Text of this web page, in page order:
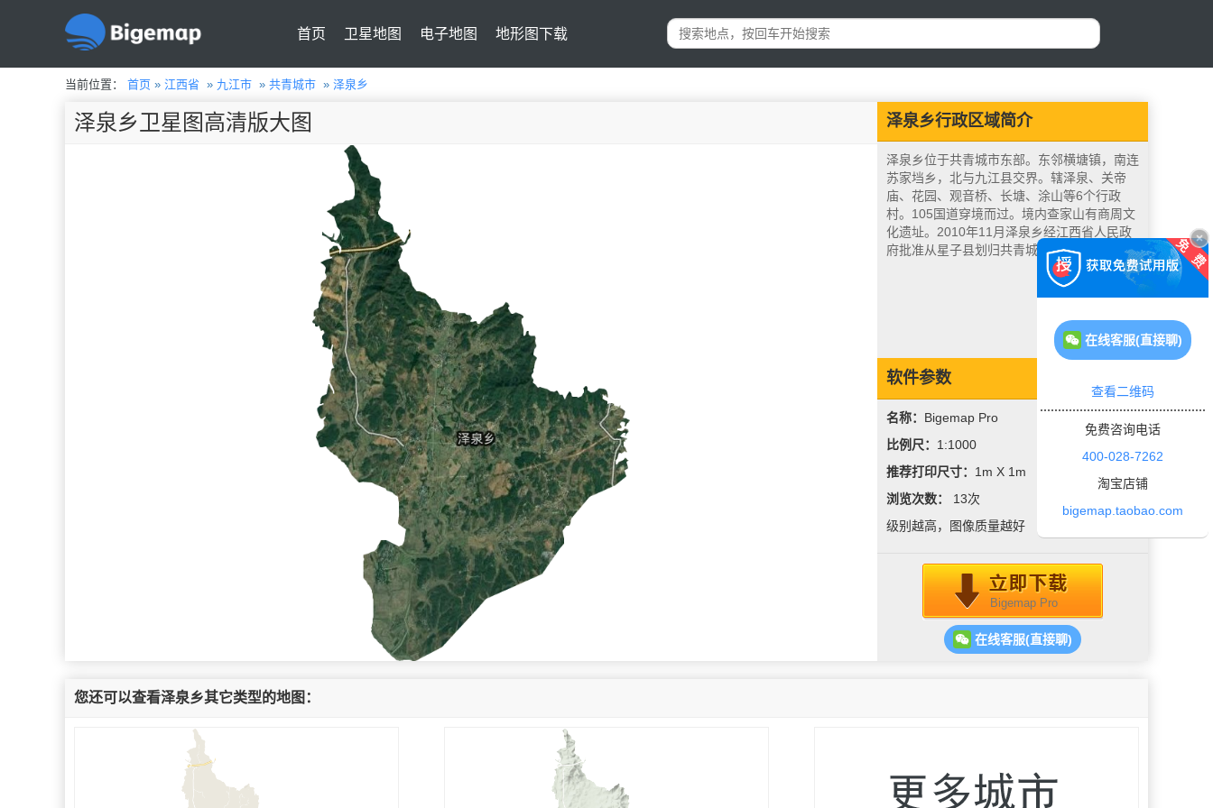
首页 卫星地图 电子地图 地形图下载
当前位置： 首页 » 江西省 » 九江市 » 共青城市 » 泽泉乡
泽泉乡行政区域简介
泽泉乡位于共青城市东部。东邻横塘镇，南连
苏家垱乡，北与九江县交界。辖泽泉、关帝
庙、花园、观音桥、长塘、涂山等6个行政
村。105国道穿境而过。境内查家山有商周文
化遗址。2010年11月泽泉乡经江西省人民政
府批准从星子县划归共青城市管辖。
软件参数
名称： Bigemap Pro
比例尺： 1:1000
推荐打印尺寸： 1m X 1m
浏览次数： 13次
级别越高，图像质量越好
Bigemap Pro
在线客服(直接聊)
泽泉乡卫星图高清版大图
您还可以查看泽泉乡其它类型的地图：
在线客服(直接聊)
查看二维码
免费咨询电话
400-028-7262
淘宝店铺
bigemap.taobao.com